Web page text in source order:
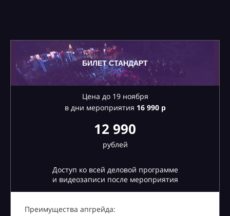
БИЛЕТ СТАНДАРТ
Цена до 19 ноября
в дни мероприятия 16990 р
12 990
рублей
Доступ ко всей деловой программе
и видеозаписи после мероприятия
Преимущества апгрейда: